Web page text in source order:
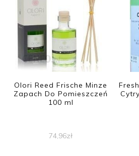
Olori Reed Frische Minze
Zapach Do Pomieszczeń
100 ml
74,96zł